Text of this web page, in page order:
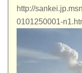
http://
0101250001-